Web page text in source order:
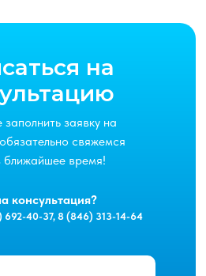
на
заявку на
свяжемся
ближайшее время!
692-40-37, 8 (846) 313-14-64
консультация?